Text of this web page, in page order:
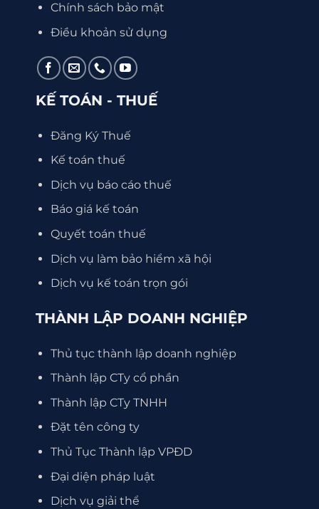
Chính sách bảo mật
Điều khoản sử dụng
KẾ TOÁN - THUẾ
Đăng Ký Thuế
Kế toán thuế
Dịch vụ báo cáo thuế
Báo giá kế toán
Quyết toán thuế
Dịch vụ làm bảo hiểm xã hội
Dịch vụ kế toán trọn gói
THÀNH LẬP DOANH NGHIỆP
Thủ tục thành lập doanh nghiệp
Thành lập CTy cổ phần
Thành lập CTy TNHH
Đặt tên công ty
Thủ Tục Thành lập VPĐD
Đại diện pháp luật
Dịch vụ giải thể